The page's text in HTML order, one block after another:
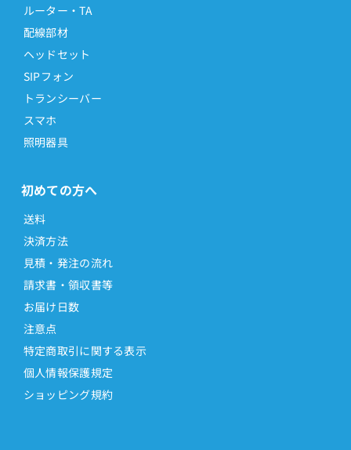
ルーター・TA
配線部材
ヘッドセット
SIPフォン
トランシーバー
スマホ
照明器具
初めての方へ
送料
決済方法
見積・発注の流れ
請求書・領収書等
お届け日数
注意点
特定商取引に関する表示
個人情報保護規定
ショッピング規約